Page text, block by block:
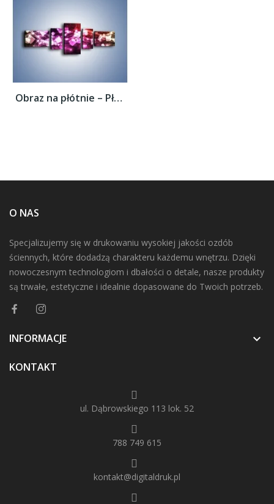
Obraz na płótnie – Płynąć razem z falą –...
O NAS
Specjalizujemy się w drukowaniu wysokiej jakości ozdób
ściennych, które dodadzą charakteru każdemu wnętrzu. Dzięki
nowoczesnym technologiom i dbałości o detale, nasze produkty
są trwałe, estetyczne i idealnie dopasowane do Twoich potrzeb.
INFORMACJE 
KONTAKT
ul. Dąbrowskiego 113 lok. 52
788 749 615
kontakt@digitaldruk.pl